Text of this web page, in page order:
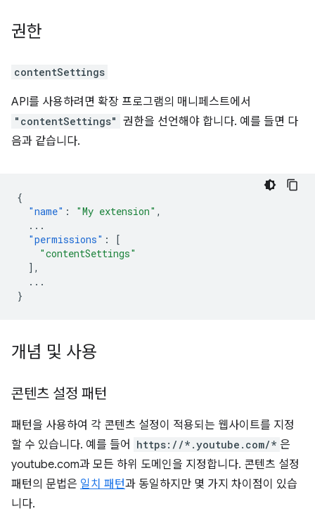
권한
contentSettings
API를 사용하려면 확장 프로그램의 매니페스트에서
"contentSettings" 권한을 선언해야 합니다. 예를 들면 다
음과 같습니다.
{
"name" : "My extension" ,
...
"permissions" :
[
"contentSettings"
],
...
}
개념 및 사용
콘텐츠 설정 패턴
패턴을 사용하여 각 콘텐츠 설정이 적용되는 웹사이트를 지정
할 수 있습니다. 예를 들어
https://*.youtube.com/* 은
youtube.com과 모든 하위 도메인을 지정합니다. 콘텐츠 설정
패턴의 문법은 일치 패턴과 동일하지만 몇 가지 차이점이 있습
니다.